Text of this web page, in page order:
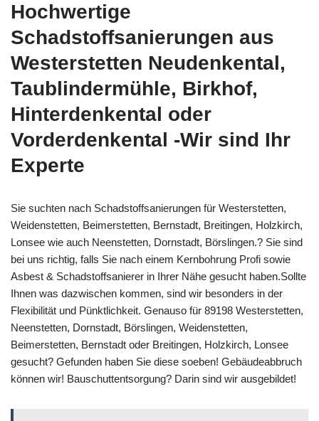
Hochwertige
Schadstoffsanierungen aus
Westerstetten Neudenkental,
Taublindermühle, Birkhof,
Hinterdenkental oder
Vorderdenkental -Wir sind Ihr
Experte
Sie suchten nach Schadstoffsanierungen für Westerstetten,
Weidenstetten, Beimerstetten, Bernstadt, Breitingen, Holzkirch,
Lonsee wie auch Neenstetten, Dornstadt, Börslingen.? Sie sind
bei uns richtig, falls Sie nach einem Kernbohrung Profi sowie
Asbest & Schadstoffsanierer in Ihrer Nähe gesucht haben.Sollte
Ihnen was dazwischen kommen, sind wir besonders in der
Flexibilität und Pünktlichkeit. Genauso für 89198 Westerstetten,
Neenstetten, Dornstadt, Börslingen, Weidenstetten,
Beimerstetten, Bernstadt oder Breitingen, Holzkirch, Lonsee
gesucht? Gefunden haben Sie diese soeben! Gebäudeabbruch
können wir! Bauschuttentsorgung? Darin sind wir ausgebildet!